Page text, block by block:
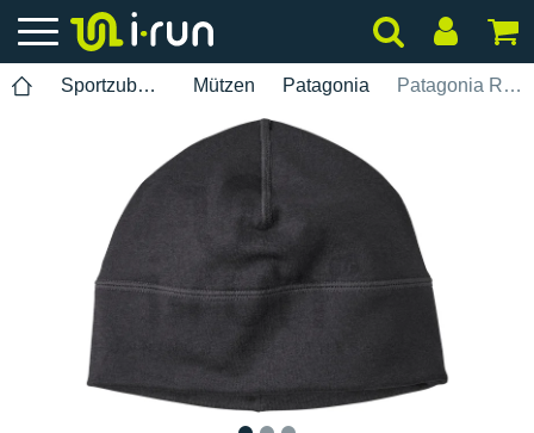
Sportzubehör Mützen Patagonia Patagonia R1 Daily